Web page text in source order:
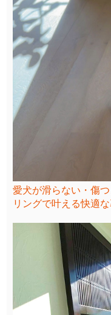
愛犬が滑らない・傷
リングで叶える快適